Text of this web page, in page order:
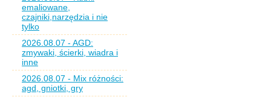
emaliowane,
czajniki,narzędzia i nie
tylko
2026.08.07 - AGD:
zmywaki, ścierki, wiadra i
inne
2026.08.07 - Mix różności:
agd, gniotki, gry